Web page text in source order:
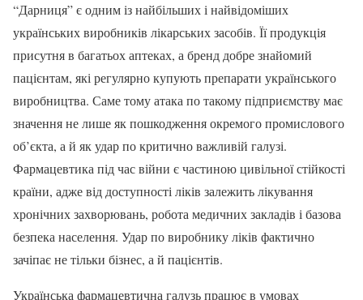
“Дарниця” є одним із найбільших і найвідоміших
українських виробників лікарських засобів. Її продукція
присутня в багатьох аптеках, а бренд добре знайомий
пацієнтам, які регулярно купують препарати українського
виробництва. Саме тому атака по такому підприємству має
значення не лише як пошкодження окремого промислового
об’єкта, а й як удар по критично важливій галузі.
Фармацевтика під час війни є частиною цивільної стійкості
країни, адже від доступності ліків залежить лікування
хронічних захворювань, робота медичних закладів і базова
безпека населення. Удар по виробнику ліків фактично
зачіпає не тільки бізнес, а й пацієнтів.
Українська фармацевтична галузь працює в умовах